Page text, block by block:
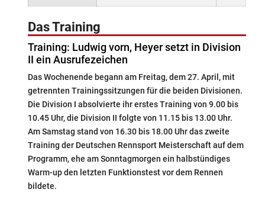
Das Training
Training: Ludwig vorn, Heyer setzt in Division
II ein Ausrufezeichen
Das Wochenende begann am Freitag, dem 27. April, mit
getrennten Trainingssitzungen für die beiden Divisionen.
Die Division I absolvierte ihr erstes Training von 9.00 bis
10.45 Uhr, die Division II folgte von 11.15 bis 13.00 Uhr.
Am Samstag stand von 16.30 bis 18.00 Uhr das zweite
Training der Deutschen Rennsport Meisterschaft auf dem
Programm, ehe am Sonntagmorgen ein halbstündiges
Warm-up den letzten Funktionstest vor dem Rennen
bildete.